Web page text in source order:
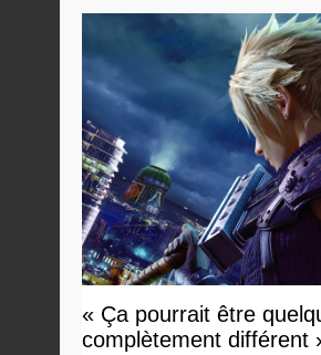
« Ça pourrait être
complètement différent